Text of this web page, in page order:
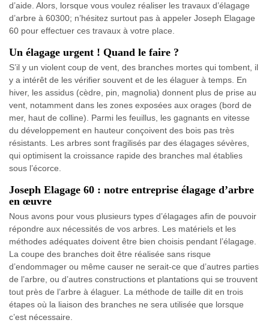
d’aide. Alors, lorsque vous voulez réaliser les travaux d’élagage
d’arbre à 60300; n’hésitez surtout pas à appeler Joseph Elagage
60 pour effectuer ces travaux à votre place.
Un élagage urgent ! Quand le faire ?
S’il y un violent coup de vent, des branches mortes qui tombent, il
y a intérêt de les vérifier souvent et de les élaguer à temps. En
hiver, les assidus (cèdre, pin, magnolia) donnent plus de prise au
vent, notamment dans les zones exposées aux orages (bord de
mer, haut de colline). Parmi les feuillus, les gagnants en vitesse
du développement en hauteur conçoivent des bois pas très
résistants. Les arbres sont fragilisés par des élagages sévères,
qui optimisent la croissance rapide des branches mal établies
sous l’écorce.
Joseph Elagage 60 : notre entreprise élagage d’arbre
en œuvre
Nous avons pour vous plusieurs types d’élagages afin de pouvoir
répondre aux nécessités de vos arbres. Les matériels et les
méthodes adéquates doivent être bien choisis pendant l’élagage.
La coupe des branches doit être réalisée sans risque
d’endommager ou même causer ne serait-ce que d’autres parties
de l’arbre, ou d’autres constructions et plantations qui se trouvent
tout près de l’arbre à élaguer. La méthode de taille dit en trois
étapes où la liaison des branches ne sera utilisée que lorsque
c’est nécessaire.